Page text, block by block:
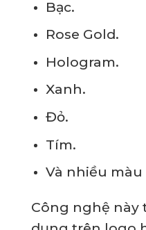
Bạc.
Rose Gold.
Hologram.
Xanh.
Đỏ.
Tím.
Và nhiều màu
Công nghệ này